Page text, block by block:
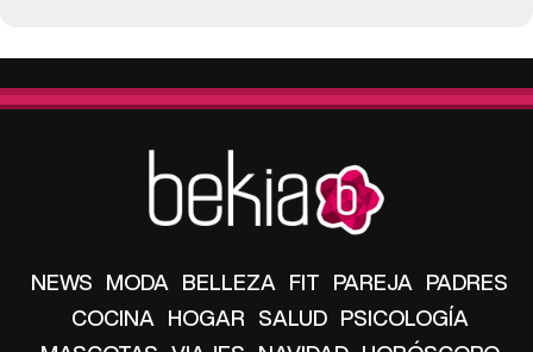
NEWS MODA BELLEZA FIT PAREJA PADRES
COCINA HOGAR SALUD PSICOLOGÍA